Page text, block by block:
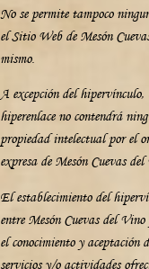
No se permite tampoco
el Sitio Web de Mesón
mismo.
A excepción del
hiperenlace no contendrá
propiedad intelectual por el
expresa de Mesón Cuevas
El establecimiento del
entre Mesón Cuevas del
el conocimiento y aceptación
servicios y/o actividades